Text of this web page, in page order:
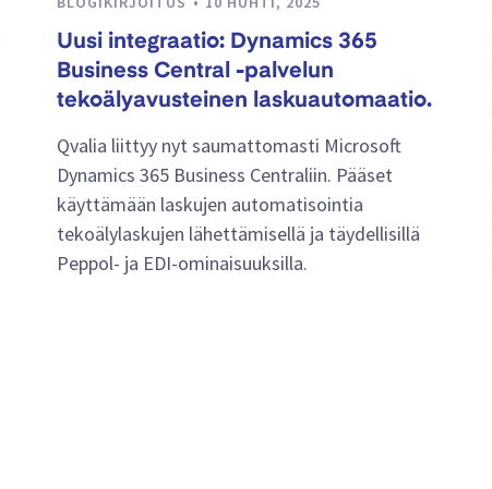
Uusi integraatio: Dynamics 365
Business Central -palvelun
tekoälyavusteinen laskuautomaatio.
Qvalia liittyy nyt saumattomasti Microsoft
Dynamics 365 Business Centraliin. Pääset
käyttämään laskujen automatisointia
tekoälylaskujen lähettämisellä ja täydellisillä
Peppol- ja EDI-ominaisuuksilla.